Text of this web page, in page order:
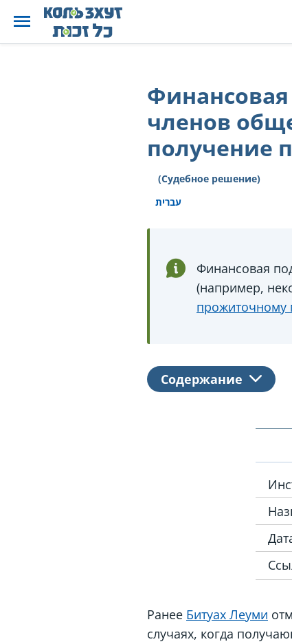
членов
получение
(Судебное решение)
עברית
Финансовая
(например,
прожиточному
Содержание
Ранее Битуах Леуми
случаях, когда